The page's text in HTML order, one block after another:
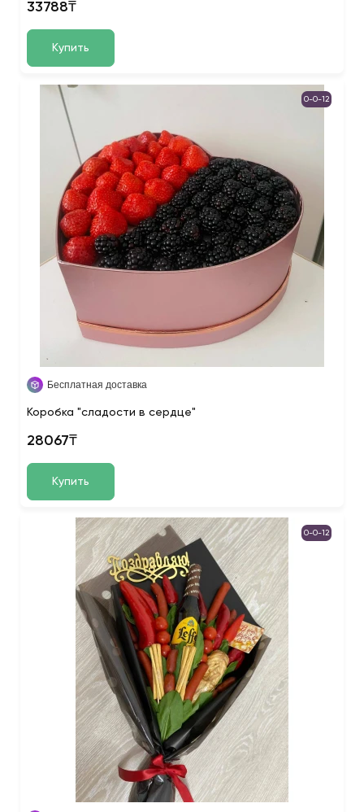
33788₸
Купить
0-0-12
Бесплатная доставка
Коробка "сладости в сердце"
28067₸
Купить
0-0-12